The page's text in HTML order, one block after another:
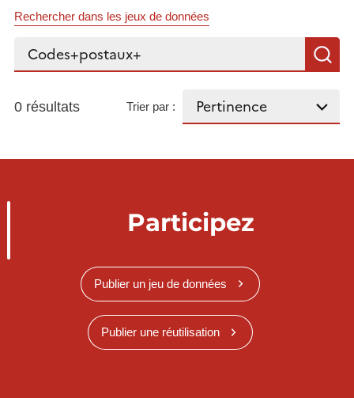
Rechercher dans les jeux de données
Rechercher...
0 résultats Trier par :
Participez
Publier un jeu de données
Publier une réutilisation